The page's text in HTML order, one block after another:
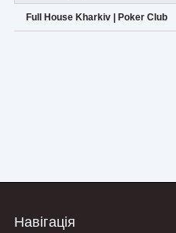
Full House Kharkiv | Poker Club
Навігація